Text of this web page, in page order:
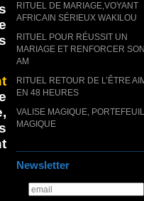
RITUEL DE MARIAGE,VOYANT
AFRICAIN SÉRIEUX WAKILOU
RITUEL POUR RÉUSSIT UN
MARIAGE ET RENFORCER SON
AM
RITUEL RETOUR DE L’ÊTRE
EN 48 HEURES
VALISE MAGIQUE,
MAGIQUE
Newsletter